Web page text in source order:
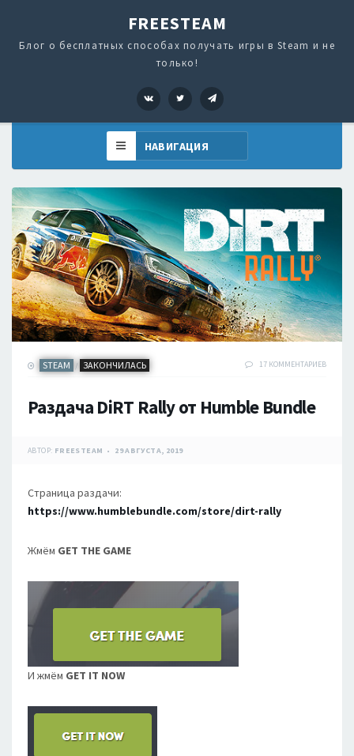
FREESTEAM
Блог о бесплатных способах получать игры в Steam и не
только!
VK Twitter
STEAM / ЗАКОНЧИЛАСЬ 17 КОММЕНТАРИЕВ
Раздача DiRT Rally от Humble Bundle
АВТОР: FREESTEAM 29 АВГУСТА, 2019
Страница раздачи:
https://www.humblebundle.com/store/dirt-rally
Жмём GET THE GAME
И жмём GET IT NOW